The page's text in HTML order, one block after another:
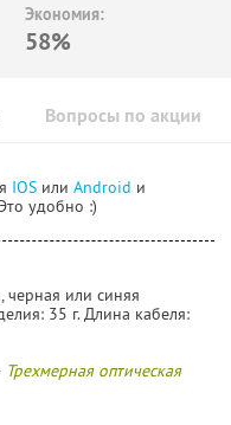
Экономия:
58%
Вопросы по акции
IOS или Android и
удобно :)
черная или синяя
35 г. Длина кабеля:
Трехмерная оптическая